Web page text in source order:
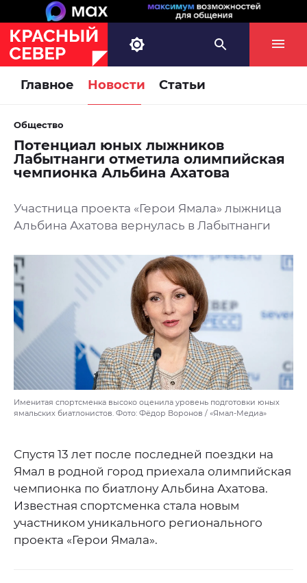
Главное Новости Статьи
Общество
Потенциал юных лыжников
Лабытнанги отметила олимпийская
чемпионка Альбина Ахатова
Участница проекта «Герои Ямала» лыжница
Альбина Ахатова вернулась в Лабытнанги
Именитая спортсменка высоко оценила уровень подготовки юных
ямальских биатлонистов. Фото: Фёдор Воронов / «Ямал-Медиа»
Спустя 13 лет после последней поездки на
Ямал в родной город приехала олимпийская
чемпионка по биатлону Альбина Ахатова.
Известная спортсменка стала новым
участником уникального регионального
проекта «Герои Ямала».